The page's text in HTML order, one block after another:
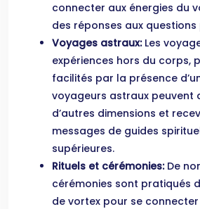
connecter aux énergies du
des réponses aux questions
Voyages astraux: Les
expériences hors du corps,
facilités par la présence
voyageurs astraux peuvent
d’autres dimensions et
messages de guides
supérieures.
Rituels et cérémonies: De
cérémonies sont pratiqués
de vortex pour se